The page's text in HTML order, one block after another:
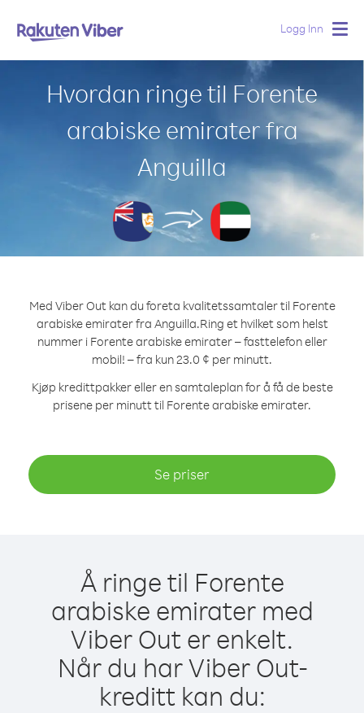
Logg Inn
Hvordan ringe til Forente
arabiske emirater fra
Anguilla
Med Viber Out kan du foreta kvalitetssamtaler til Forente
arabiske emirater fra Anguilla.Ring et hvilket som helst
nummer i Forente arabiske emirater – fasttelefon eller
mobil! – fra kun 23.0 ¢ per minutt.
Kjøp kredittpakker eller en samtaleplan for å få de beste
prisene per minutt til Forente arabiske emirater.
Se priser
Å ringe til Forente
arabiske emirater med
Viber Out er enkelt.
Når du har Viber Out-
kreditt kan du: